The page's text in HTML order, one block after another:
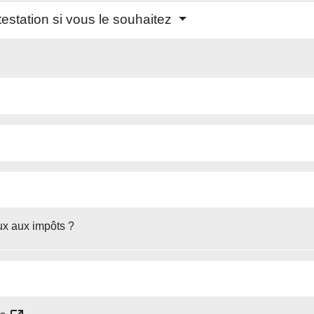
si vous le souhaitez
aux impôts ?